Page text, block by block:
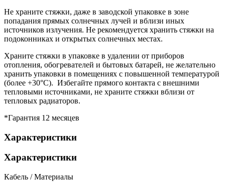
Не храните стяжки, даже в заводской упаковке в зоне
попадания прямых солнечных лучей и вблизи иных
источников излучения. Не рекомендуется хранить стяжки на
подоконниках и открытых солнечных местах.
Храните стяжки в упаковке в удалении от приборов
отопления, обогревателей и бытовых батарей, не желательно
хранить упаковки в помещениях с повышенной температурой
(более +30°С). Избегайте прямого контакта с внешними
тепловыми источниками, не храните стяжки вблизи от
тепловых радиаторов.
*Гарантия 12 месяцев
Характеристики
Характеристики
Кабель / Материалы